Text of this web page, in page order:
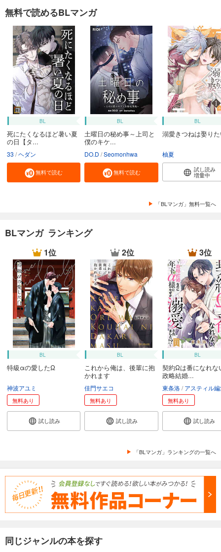
無料で読めるBLマンガ
BL
死にたくなるほど暑い夏
の日【タ...
33 ヘダン
無料で読む
BL
土曜日の秘め事～上司と
僕のキケ...
DO.D Seomonhwa
無料で読む
BL
溺愛きつねは娶り
柚夏
試し読み
増量中
「BLマンガ」無料一覧へ
BLマンガ ランキング
1位
BL
特級αの愛したΩ
神波アユミ
無料あり
試し読み
2位
BL
これから俺は、後輩に抱
かれます
佳門サエコ
無料あり
試し読み
3位
BL
契約Ωは番になれな
政略結婚...
東条洛 アスティル
無料あり
試し読み
「BLマンガ」ランキングの一覧へ
同じジャンルの本を探す